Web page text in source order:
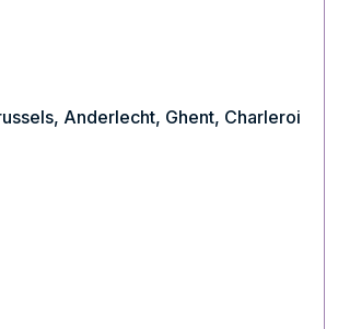
Anderlecht, Ghent, Charleroi